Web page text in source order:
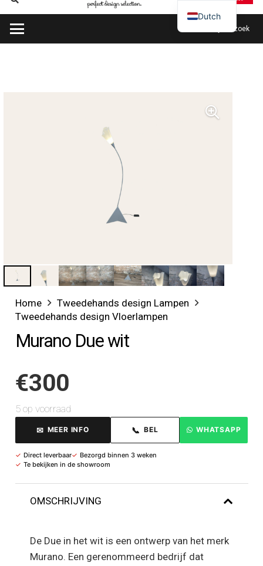
Plan mijn bezoek
Home
Tweedehands design Lampen
Tweedehands design Vloerlampen
Murano Due wit
€300
5 op voorraad
✉ MEER INFO 📞 BEL WHATSAPP
✓ Direct leverbaar✓ Bezorgd binnen 3 weken
✓ Te bekijken in de showroom
OMSCHRIJVING
De Due in het wit is een ontwerp van het merk
Murano. Een gerenommeerd bedrijf dat
Dutch